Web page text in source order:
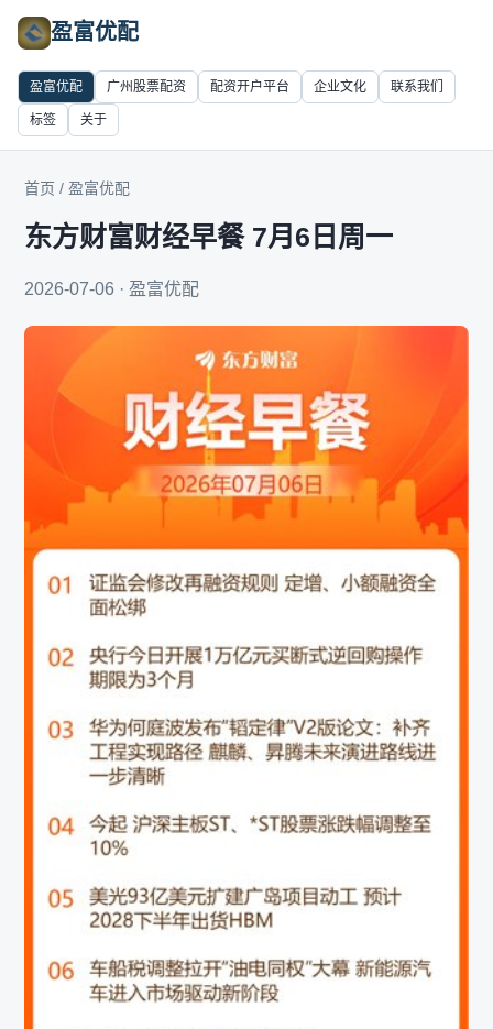
盈富优配
盈富优配 广州股票配资 配资开户平台 企业文化 联系我们
标签 关于
首页 / 盈富优配
东方财富财经早餐 7月6日周一
2026-07-06 · 盈富优配